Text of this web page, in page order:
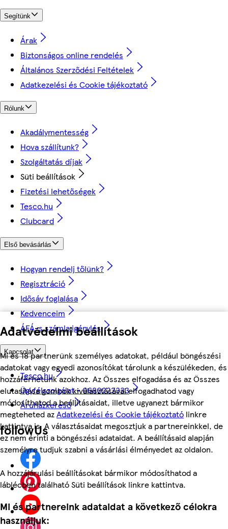
Adatvédelmi beállítások
Mi és 18 partnerünk személyes adatokat, például böngészési
adatokat vagy egyedi azonosítókat tárolunk a készülékeden, és
hozzáférhetünk azokhoz. Az Összes elfogadása és az Összes
elutasítása gombok kiválasztásával elfogadhatod vagy
módosíthatod a beállításaidat, illetve ugyanezt bármikor
megteheted azAdatkezelési és Cookie tájékoztató linkre
kattintva is. A választásaidat megosztjuk a partnereinkkel, de
ez nem érinti a böngészési adataidat. A beállításaid alapján
személyre tudjuk szabni a vásárlási élményedet az oldalon.
A hozzájárulási beállításokat bármikor módosíthatod a
láblécben található Süti beállítások linkre kattintva.
Mi és partnereink adataidat a következő célokra
használjuk:
Segítünk
Árak
Biztonságos online rendelés
Általános Szerződési Feltételek
Adatkezelési és Cookie tájékoztató
Rólunk
Akadálymentesség
Hova szállítunk?
Szolgáltatás díjak
Süti beállítások
Fizetési lehetőségek
Tesco.hu
Clubcard
Első bevásárlás
Hogyan rendelj tőlünk?
Regisztráció
Idősáv foglalása
Kedvenceim
ÁFÁ-s számla igénylés
Kapcsolat
Tesco.hu
Ügyfélszolgálat - 0680222333
Áruházkereső
followUs